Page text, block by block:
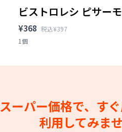
ビストロレシ ピサー
¥368 税込¥397
1個
スーパー価格で、すぐ
利用してみま